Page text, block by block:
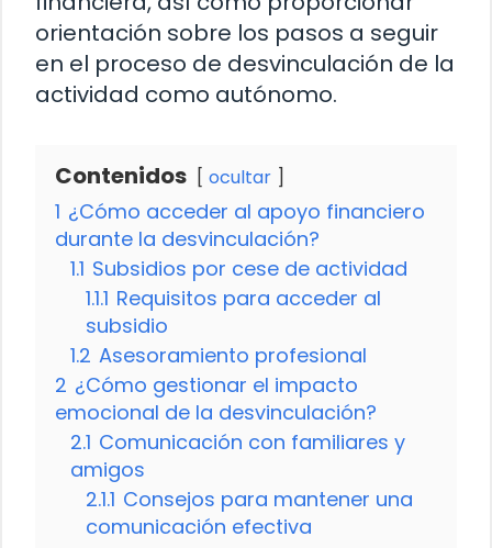
orientación sobre los pasos a seguir
en el proceso de desvinculación de la
actividad como autónomo.
Contenidos ocultar
1 ¿Cómo acceder al apoyo financiero
durante la desvinculación?
1.1 Subsidios por cese de actividad
1.1.1 Requisitos para acceder al
subsidio
1.2 Asesoramiento profesional
2 ¿Cómo gestionar el impacto
emocional de la desvinculación?
2.1 Comunicación con familiares y
amigos
2.1.1 Consejos para mantener una
comunicación efectiva